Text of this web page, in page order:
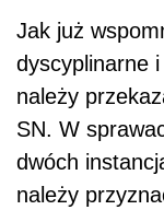
Jak już
dyscyplinarne
należy
SN. W
dwóch
należy